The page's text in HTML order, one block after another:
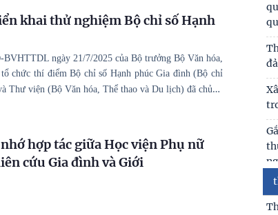
khai thử nghiệm Bộ chỉ số Hạnh
ngày 21/7/2025 của Bộ trưởng Bộ Văn hóa,
chức thí điểm Bộ chỉ số Hạnh phúc Gia đình (Bộ chỉ
Thư viện (Bộ Văn hóa, Thể thao và Du lịch) đã chủ…
hợp tác giữa Học viện Phụ nữ
cứu Gia đình và Giới